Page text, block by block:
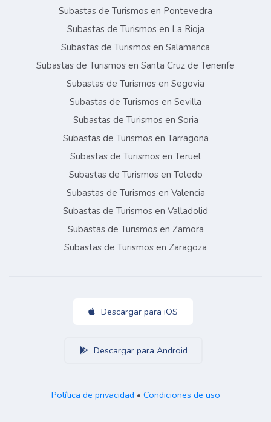
Subastas de Turismos en Pontevedra
Subastas de Turismos en La Rioja
Subastas de Turismos en Salamanca
Subastas de Turismos en Santa Cruz de Tenerife
Subastas de Turismos en Segovia
Subastas de Turismos en Sevilla
Subastas de Turismos en Soria
Subastas de Turismos en Tarragona
Subastas de Turismos en Teruel
Subastas de Turismos en Toledo
Subastas de Turismos en Valencia
Subastas de Turismos en Valladolid
Subastas de Turismos en Zamora
Subastas de Turismos en Zaragoza
Descargar para iOS
Descargar para Android
Política de privacidad • Condiciones de uso